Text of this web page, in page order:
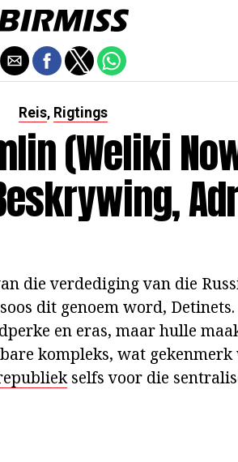
Reis, Rigtings
(Weliki
die verdediging van die
dit genoem word,
en eras, maar hulle
kompleks, wat
selfs voor die